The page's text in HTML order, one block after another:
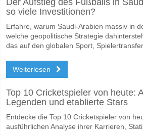
so viele Investitionen?
Erfahre, warum Saudi-Arabien massiv in
welche geopolitische Strategie
das auf den globalen Sport,
Weiterlesen
Top 10 Cricketspieler von heute:
Legenden und etablierte Stars
Entdecke die Top 10 Cricketspieler von
ausführlichen Analyse ihrer Karrieren,